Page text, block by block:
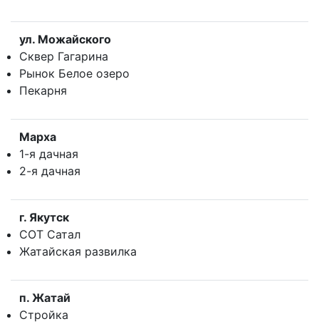
ул. Можайского
Сквер Гагарина
Рынок Белое озеро
Пекарня
Марха
1-я дачная
2-я дачная
г. Якутск
СОТ Сатал
Жатайская развилка
п. Жатай
Стройка